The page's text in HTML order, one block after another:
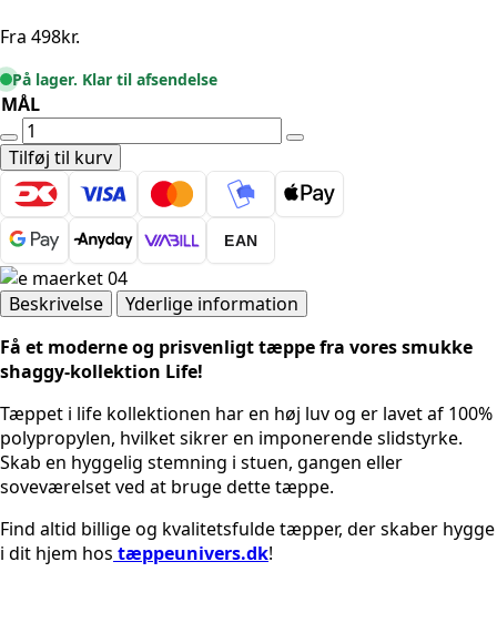
Fra 498kr.
På lager. Klar til afsendelse
MÅL
SHAGGYTÆPPE
-
LIFE
1500
BEIGE
antal
Tilføj til kurv
EAN
Beskrivelse
Yderlige information
Få et moderne og prisvenligt tæppe fra vores smukke
shaggy-kollektion Life!
Tæppet i life kollektionen har en høj luv og er lavet af 100%
polypropylen, hvilket sikrer en imponerende slidstyrke.
Skab en hyggelig stemning i stuen, gangen eller
soveværelset ved at bruge dette tæppe.
Find altid billige og kvalitetsfulde tæpper, der skaber hygge
i dit hjem hos tæppeunivers.dk!